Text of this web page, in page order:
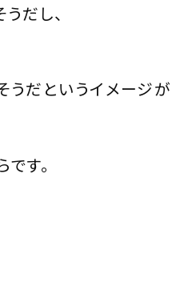
だし、
うだというイメージが
す。